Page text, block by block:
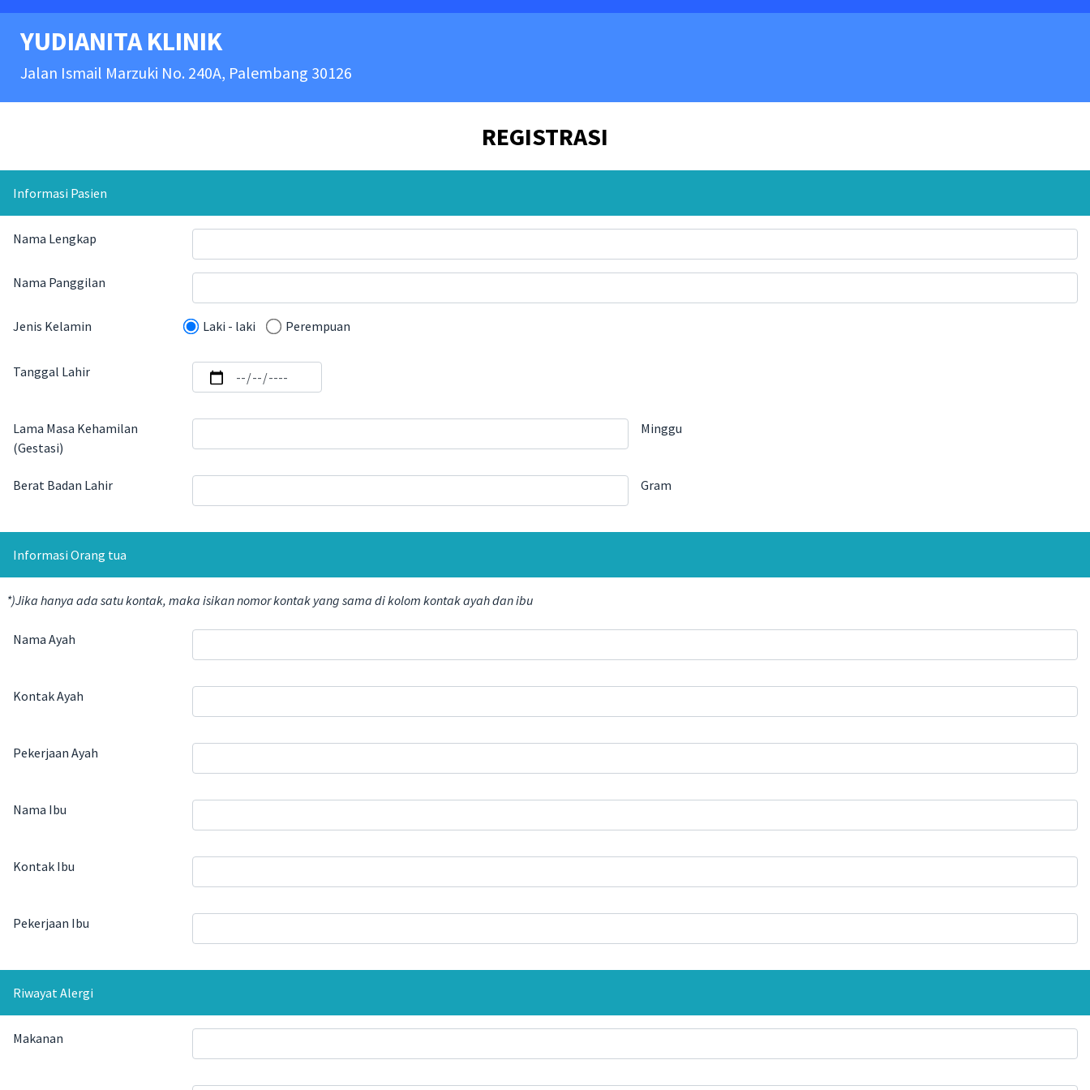
YUDIANITA KLINIK
Jalan Ismail Marzuki No. 240A, Palembang 30126
REGISTRASI
Informasi Pasien
Nama Lengkap
Nama Panggilan
Jenis Kelamin Laki - laki Perempuan
Tanggal Lahir
Lama Masa Kehamilan
(Gestasi)
Minggu
Berat Badan Lahir Gram
Informasi Orang tua
*)Jika hanya ada satu kontak, maka isikan nomor kontak yang sama di kolom kontak ayah dan ibu
Nama Ayah
Kontak Ayah
Pekerjaan Ayah
Nama Ibu
Kontak Ibu
Pekerjaan Ibu
Riwayat Alergi
Makanan